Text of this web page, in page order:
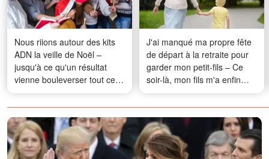
Nous riions autour des kits
ADN la veille de Noël –
jusqu'à ce qu'un résultat
vienne bouleverser tout ce
que nous savions
J'ai manqué ma propre fête
de départ à la retraite pour
garder mon petit-fils – Ce
soir-là, mon fils m'a enfin
révélé la vérité à son sujet